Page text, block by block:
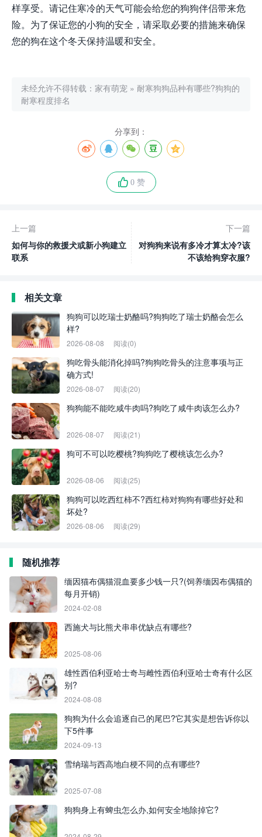
样享受。请记住寒冷的天气可能会给您的狗狗伴侣带来危
险。为了保证您的小狗的安全，请采取必要的措施来确保
您的狗在这个冬天保持温暖和安全。
未经允许不得转载： 家有萌宠 » 耐寒狗狗品种有哪些?狗狗的
耐寒程度排名
分享到：
0 赞
上一篇
如何与你的救援犬或新小狗建立
联系
下一篇
对狗狗来说有多冷才算太冷?该
不该给狗穿衣服?
相关文章
狗狗可以吃瑞士奶酪吗?狗狗吃了瑞士奶酪会怎么
样?
2026-08-08 阅读(0)
狗吃骨头能消化掉吗?狗狗吃骨头的注意事项与正
确方式!
2026-08-07 阅读(20)
狗狗能不能吃咸牛肉吗?狗吃了咸牛肉该怎么办?
2026-08-07 阅读(21)
狗可不可以吃樱桃?狗狗吃了樱桃该怎么办?
2026-08-06 阅读(25)
狗狗可以吃西红柿不?西红柿对狗狗有哪些好处和
坏处?
2026-08-06 阅读(29)
随机推荐
缅因猫布偶猫混血要多少钱一只?(饲养缅因布偶猫的
每月开销)
2024-02-08
西施犬与比熊犬串串优缺点有哪些?
2025-08-06
雄性西伯利亚哈士奇与雌性西伯利亚哈士奇有什么区
别?
2024-08-08
狗狗为什么会追逐自己的尾巴?它其实是想告诉你以
下5件事
2024-09-13
雪纳瑞与西高地白梗不同的点有哪些?
2025-07-08
狗狗身上有蜱虫怎么办,如何安全地除掉它?